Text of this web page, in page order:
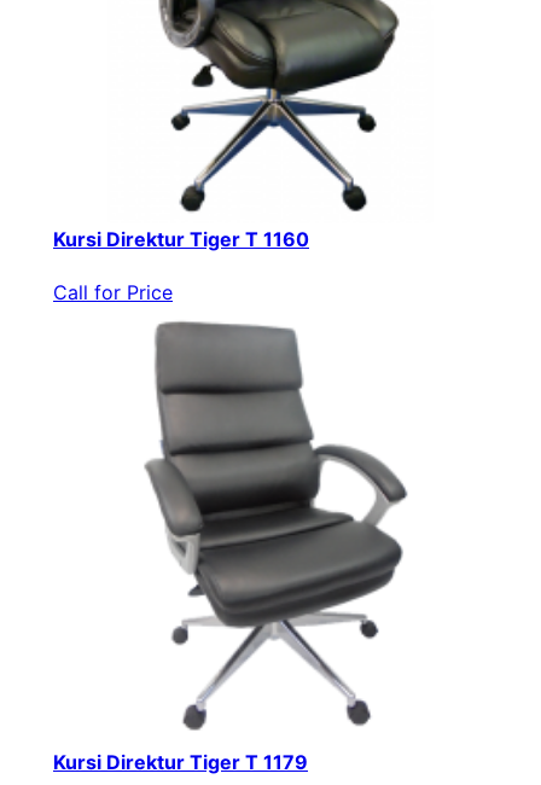
Kursi Direktur Tiger T 1160
Call for Price
Kursi Direktur Tiger T 1179